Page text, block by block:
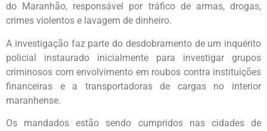
do Maranhão, responsável por tráfico de armas, drogas,
crimes violentos e lavagem de dinheiro.
A investigação faz parte do desdobramento de um inquérito
policial instaurado inicialmente para investigar grupos
criminosos com envolvimento em roubos contra instituições
financeiras e a transportadoras de cargas no interior
maranhense.
Os mandados estão sendo cumpridos nas cidades de